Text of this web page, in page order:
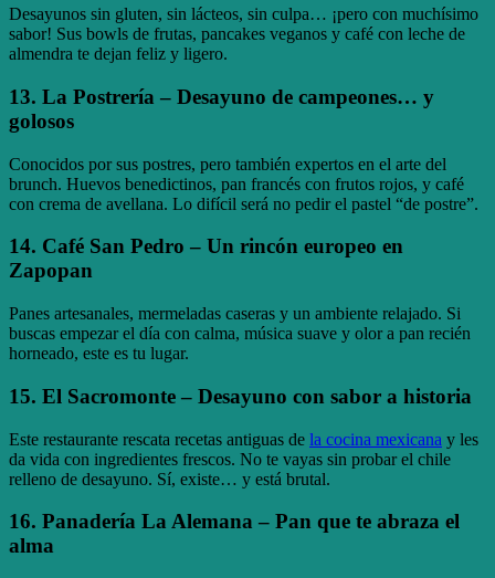
Desayunos sin gluten, sin lácteos, sin culpa… ¡pero con muchísimo
sabor! Sus bowls de frutas, pancakes veganos y café con leche de
almendra te dejan feliz y ligero.
13. La Postrería – Desayuno de campeones… y
golosos
Conocidos por sus postres, pero también expertos en el arte del
brunch. Huevos benedictinos, pan francés con frutos rojos, y café
con crema de avellana. Lo difícil será no pedir el pastel “de postre”.
14. Café San Pedro – Un rincón europeo en
Zapopan
Panes artesanales, mermeladas caseras y un ambiente relajado. Si
buscas empezar el día con calma, música suave y olor a pan recién
horneado, este es tu lugar.
15. El Sacromonte – Desayuno con sabor a historia
Este restaurante rescata recetas antiguas de la cocina mexicana y les
da vida con ingredientes frescos. No te vayas sin probar el chile
relleno de desayuno. Sí, existe… y está brutal.
16. Panadería La Alemana – Pan que te abraza el
alma